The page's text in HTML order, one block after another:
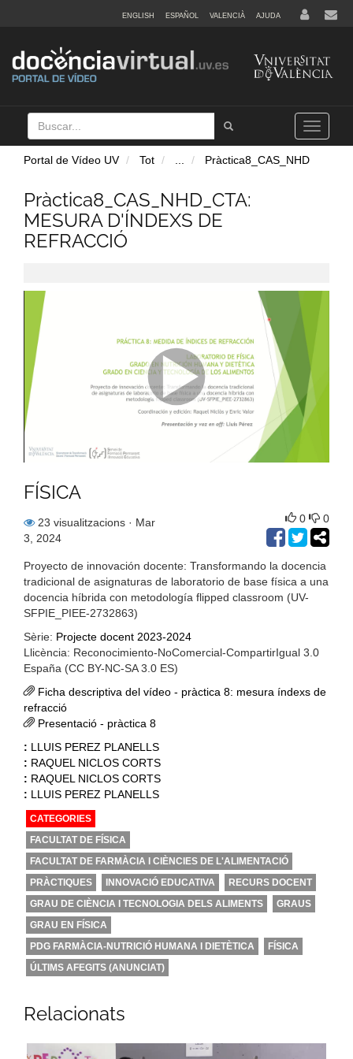
ENGLISH ESPAÑOL VALENCIÀ AJUDA
Buscar
Tramet
Toggle
navigation
Portal de Vídeo UV Tot Pràctica8_CAS_NHD
Pràctica8_CAS_NHD_CTA:
MESURA D'ÍNDEXS DE
REFRACCIÓ
FÍSICA
23 visualitzacions · Mar
3, 2024
0 0
Proyecto de innovación docente: Transformando la docencia
tradicional de asignaturas de laboratorio de base física a una
docencia híbrida con metodología flipped classroom (UV-
SFPIE_PIEE-2732863)
Sèrie: Projecte docent 2023-2024
Llicència: Reconocimiento-NoComercial-CompartirIgual 3.0
España (CC BY-NC-SA 3.0 ES)
Ficha descriptiva del vídeo - pràctica 8: mesura índexs de
refracció
Presentació - pràctica 8
: LLUIS PEREZ PLANELLS
: RAQUEL NICLOS CORTS
: RAQUEL NICLOS CORTS
: LLUIS PEREZ PLANELLS
CATEGORIES
FACULTAT DE FÍSICA
FACULTAT DE FARMÀCIA I CIÈNCIES DE L'ALIMENTACIÓ
PRÀCTIQUES
INNOVACIÓ EDUCATIVA
RECURS DOCENT
GRAU DE CIÈNCIA I TECNOLOGIA DELS ALIMENTS
GRAUS
GRAU EN FÍSICA
PDG FARMÀCIA-NUTRICIÓ HUMANA I DIETÈTICA
FÍSICA
ÚLTIMS AFEGITS (ANUNCIAT)
Relacionats